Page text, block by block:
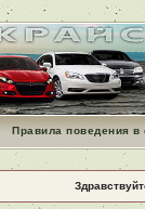
Правила поведения